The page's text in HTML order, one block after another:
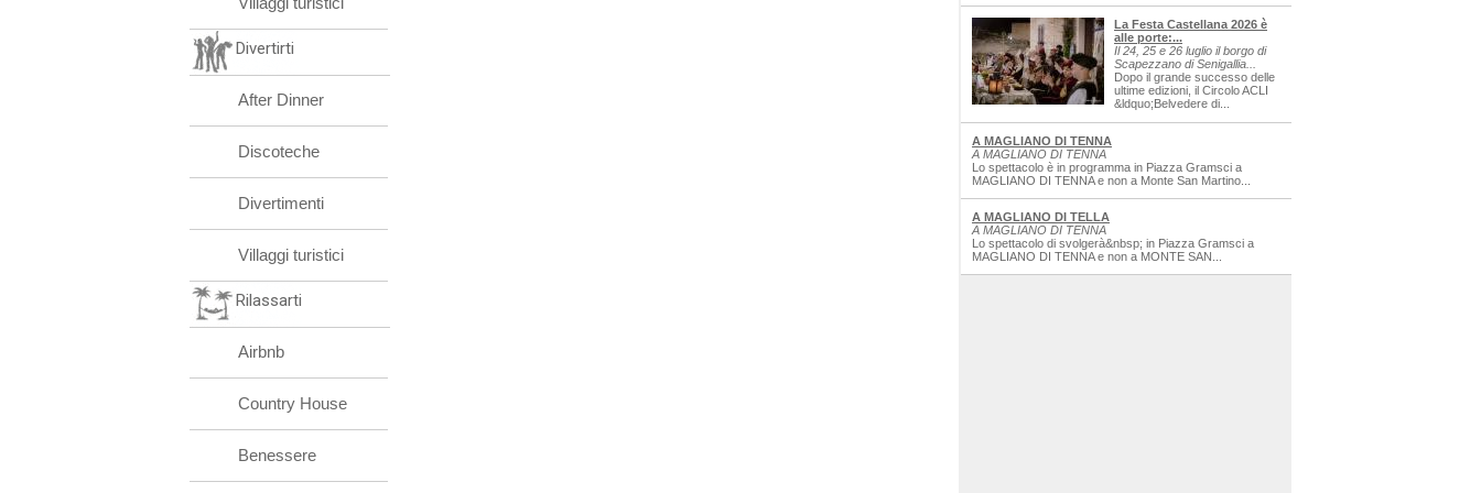
Divertirti
After Dinner
Discoteche
Divertimenti
Villaggi turistici
Rilassarti
Airbnb
Country House
Benessere
La Festa Castellana 2026 è
alle porte:...
Il 24, 25 e 26 luglio il borgo di
Scapezzano di Senigallia...
Dopo il grande successo delle
ultime edizioni, il Circolo ACLI
&ldquo;Belvedere di...
A MAGLIANO DI TENNA
A MAGLIANO DI TENNA
Lo spettacolo è in programma in Piazza Gramsci a
MAGLIANO DI TENNA e non a Monte San Martino...
A MAGLIANO DI TELLA
A MAGLIANO DI TENNA
Lo spettacolo di svolgerà&nbsp; in Piazza Gramsci a
MAGLIANO DI TENNA e non a MONTE SAN...